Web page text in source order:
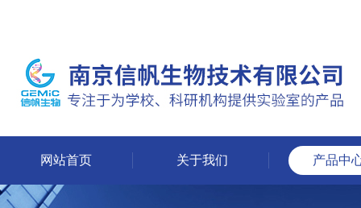
网站首页 关于我们 产品中